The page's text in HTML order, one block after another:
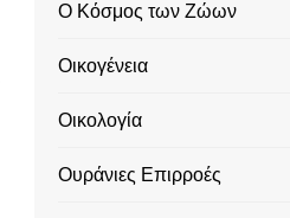
Ο Κόσμος των Ζώων
Οικογένεια
Οικολογία
Ουράνιες Επιρροές